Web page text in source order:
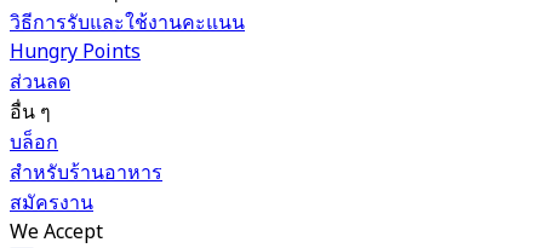
วิธีการรับและใช้งานคะแนน
Hungry Points
ส่วนลด
อื่น ๆ
บล็อก
สำหรับร้านอาหาร
สมัครงาน
We Accept